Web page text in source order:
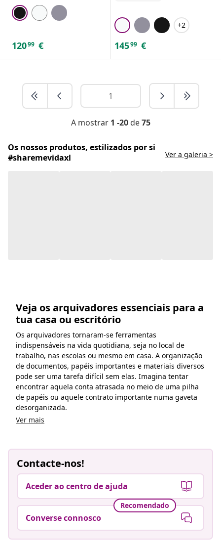
12099 €
+2
14599 €
A mostrar 1 -20de75
Os nossos produtos, estilizados por si
#sharemevidaxl
Ver a galeria >
Veja os arquivadores essenciais para a
tua casa ou escritório
Os arquivadores tornaram-se ferramentas
indispensáveis na vida quotidiana, seja no local de
trabalho, nas escolas ou mesmo em casa. A organização
de documentos, papéis importantes e materiais diversos
pode ser uma tarefa difícil sem elas. Imagina tentar
encontrar aquela conta atrasada no meio de uma pilha
de papéis ou aquele contrato importante numa gaveta
desorganizada.
Ver mais
Contacte-nos!
Aceder ao centro de ajuda
Recomendado
Converse connosco